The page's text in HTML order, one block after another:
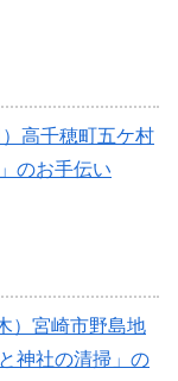
高千穂町五ケ村
のお手伝い
）宮崎市野島地
神社の清掃」の